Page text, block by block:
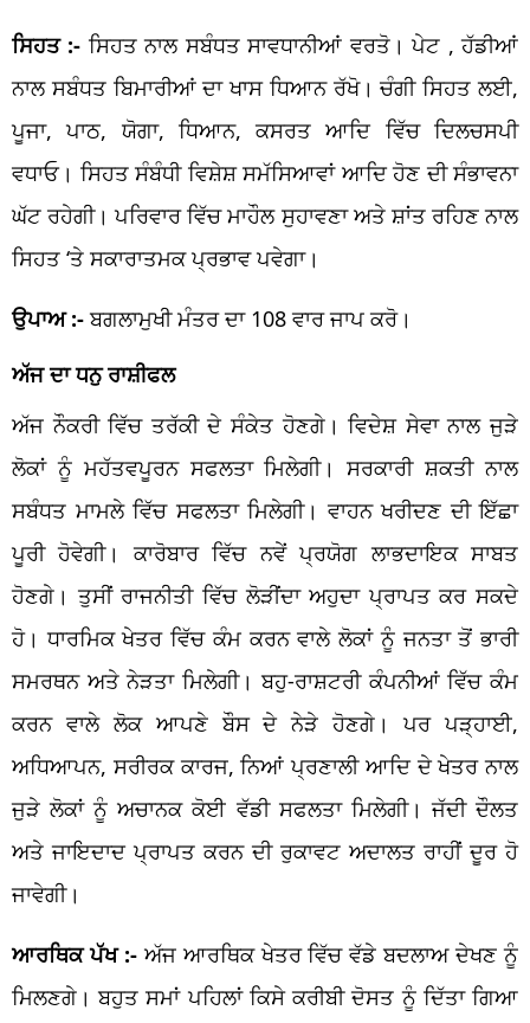
ਸਿਹਤ :- ਸਿਹਤ ਨਾਲ ਸਬੰਧਤ ਸਾਵਧਾਨੀਆਂ ਵਰਤੋ। ਪੇਟ , ਹੱਡੀਆਂ
ਨਾਲ ਸਬੰਧਤ ਬਿਮਾਰੀਆਂ ਦਾ ਖਾਸ ਧਿਆਨ ਰੱਖੋ। ਚੰਗੀ ਸਿਹਤ ਲਈ,
ਪੂਜਾ, ਪਾਠ, ਯੋਗਾ, ਧਿਆਨ, ਕਸਰਤ ਆਦਿ ਵਿੱਚ ਦਿਲਚਸਪੀ
ਵਧਾਓ। ਸਿਹਤ ਸੰਬੰਧੀ ਵਿਸ਼ੇਸ਼ ਸਮੱਸਿਆਵਾਂ ਆਦਿ ਹੋਣ ਦੀ ਸੰਭਾਵਨਾ
ਘੱਟ ਰਹੇਗੀ। ਪਰਿਵਾਰ ਵਿੱਚ ਮਾਹੌਲ ਸੁਹਾਵਣਾ ਅਤੇ ਸ਼ਾਂਤ ਰਹਿਣ ਨਾਲ
ਸਿਹਤ ‘ਤੇ ਸਕਾਰਾਤਮਕ ਪ੍ਰਭਾਵ ਪਵੇਗਾ।
ਉਪਾਅ :-ਬਗਲਾਮੁਖੀ ਮੰਤਰ ਦਾ 108 ਵਾਰ ਜਾਪ ਕਰੋ।
ਅੱਜ ਦਾ ਧਨੁ ਰਾਸ਼ੀਫਲ
ਅੱਜ ਨੌਕਰੀ ਵਿੱਚ ਤਰੱਕੀ ਦੇ ਸੰਕੇਤ ਹੋਣਗੇ। ਵਿਦੇਸ਼ ਸੇਵਾ ਨਾਲ ਜੁੜੇ
ਲੋਕਾਂ ਨੂੰ ਮਹੱਤਵਪੂਰਨ ਸਫਲਤਾ ਮਿਲੇਗੀ। ਸਰਕਾਰੀ ਸ਼ਕਤੀ ਨਾਲ
ਸਬੰਧਤ ਮਾਮਲੇ ਵਿੱਚ ਸਫਲਤਾ ਮਿਲੇਗੀ। ਵਾਹਨ ਖਰੀਦਣ ਦੀ ਇੱਛਾ
ਪੂਰੀ ਹੋਵੇਗੀ। ਕਾਰੋਬਾਰ ਵਿੱਚ ਨਵੇਂ ਪ੍ਰਯੋਗ ਲਾਭਦਾਇਕ ਸਾਬਤ
ਹੋਣਗੇ। ਤੁਸੀਂ ਰਾਜਨੀਤੀ ਵਿੱਚ ਲੋੜੀਂਦਾ ਅਹੁਦਾ ਪ੍ਰਾਪਤ ਕਰ ਸਕਦੇ
ਹੋ। ਧਾਰਮਿਕ ਖੇਤਰ ਵਿੱਚ ਕੰਮ ਕਰਨ ਵਾਲੇ ਲੋਕਾਂ ਨੂੰ ਜਨਤਾ ਤੋਂ ਭਾਰੀ
ਸਮਰਥਨ ਅਤੇ ਨੇੜਤਾ ਮਿਲੇਗੀ। ਬਹੁ-ਰਾਸ਼ਟਰੀ ਕੰਪਨੀਆਂ ਵਿੱਚ ਕੰਮ
ਕਰਨ ਵਾਲੇ ਲੋਕ ਆਪਣੇ ਬੌਸ ਦੇ ਨੇੜੇ ਹੋਣਗੇ। ਪਰ ਪੜ੍ਹਾਈ,
ਅਧਿਆਪਨ, ਸਰੀਰਕ ਕਾਰਜ, ਨਿਆਂ ਪ੍ਰਣਾਲੀ ਆਦਿ ਦੇ ਖੇਤਰ ਨਾਲ
ਜੁੜੇ ਲੋਕਾਂ ਨੂੰ ਅਚਾਨਕ ਕੋਈ ਵੱਡੀ ਸਫਲਤਾ ਮਿਲੇਗੀ। ਜੱਦੀ ਦੌਲਤ
ਅਤੇ ਜਾਇਦਾਦ ਪ੍ਰਾਪਤ ਕਰਨ ਦੀ ਰੁਕਾਵਟ ਅਦਾਲਤ ਰਾਹੀਂ ਦੂਰ ਹੋ
ਜਾਵੇਗੀ।
ਆਰਥਿਕ ਪੱਖ :-ਅੱਜ ਆਰਥਿਕ ਖੇਤਰ ਵਿੱਚ ਵੱਡੇ ਬਦਲਾਅ ਦੇਖਣ ਨੂੰ
ਮਿਲਣਗੇ। ਬਹੁਤ ਸਮਾਂ ਪਹਿਲਾਂ ਕਿਸੇ ਕਰੀਬੀ ਦੋਸਤ ਨੂੰ ਦਿੱਤਾ ਗਿਆ